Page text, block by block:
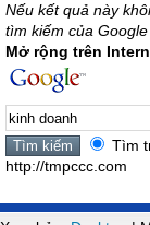
Nếu kết quả này
tìm kiếm của
Mở rộng trên
Tìm
http://tmpccc.com